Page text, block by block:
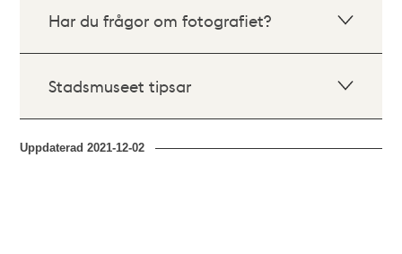
Har du frågor om fotografiet?
Stadsmuseet tipsar
Uppdaterad2021-12-02